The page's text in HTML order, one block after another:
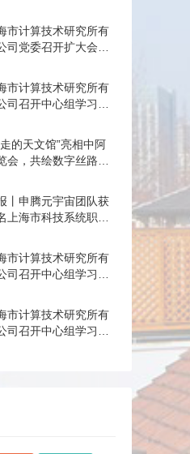
、第五党支部组织观
影《731》
市计算技术研究所有
司党委召开扩大会议
市计算技术研究所有
司召开中心组学习
胜利80周年阅兵
的天文馆”亮相中阿
会，共绘数字丝路新
丨申腾元宇宙团队获
上海市科技系统职工
市计算技术研究所有
司召开中心组学习
管理
市计算技术研究所有
司召开中心组学习
与公共数据授权运营